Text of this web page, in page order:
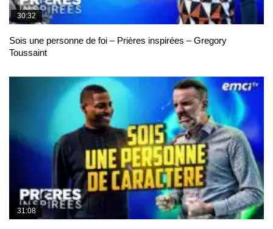
30:32
Sois une personne de foi – Prières inspirées – Gregory
Toussaint
31:08